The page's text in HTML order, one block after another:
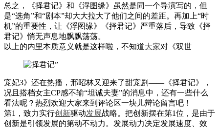
总之，《择君记》和《浮图缘》虽然是同一个导演写的，但
是“选角”和“剧本”却大大拉大了他们之间的差距。再加上“时
机”的重要性，让《浮图缘》《择君记》严重落后，导致《择
君记》悄无声息地飘飘荡荡。
以上的内里本质意义就是这样啦，不知道大家对《双世
宠妃3》还在热播，邢昭林又迎来了甜宠剧——《择君记》，
况且搭档女主CP感不输“坦诚夫妻”的消息中，还有一些什么
看法呢？热烈欢迎大家来到评论区一块儿辩论留言吧！
第1，致力实行创新驱动发展战略。把创新摆在第1位，是由于
创新是引领发展的第动不动力。发展动力决定发展速度、效